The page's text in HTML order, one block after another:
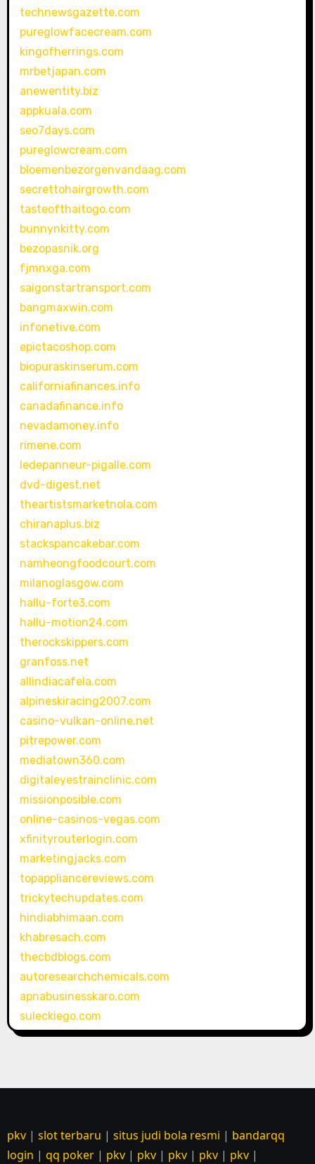
technewsgazette.com
pureglowfacecream.com
kingofherrings.com
mrbetjapan.com
anewentity.biz
appkuala.com
seo7days.com
pureglowcream.com
bloemenbezorgenvandaag.com
secrettohairgrowth.com
tasteofthaitogo.com
bunnynkitty.com
bezopasnik.org
fjmnxga.com
saigonstartransport.com
bangmaxwin.com
infonetive.com
epictacoshop.com
biopuraskinserum.com
californiafinances.info
canadafinance.info
nevadamoney.info
rimene.com
ledepanneur-pigalle.com
dvd-digest.net
theartistsmarketnola.com
chiranaplus.biz
stackspancakebar.com
namheongfoodcourt.com
milanoglasgow.com
hallu-forte3.com
hallu-motion24.com
therockskippers.com
granfoss.net
allindiacafela.com
alpineskiracing2007.com
casino-vulkan-online.net
pitrepower.com
mediatown360.com
digitaleyestrainclinic.com
missionposible.com
online-casinos-vegas.com
xfinityrouterlogin.com
marketingjacks.com
topappliancereviews.com
trickytechupdates.com
hindiabhimaan.com
khabresach.com
thecbdblogs.com
autoresearchchemicals.com
apnabusinesskaro.com
suleckiego.com
pkv| slot terbaru | situs judi bola resmi | bandarqq
login | qq poker| pkv| pkv| pkv| pkv| pkv|